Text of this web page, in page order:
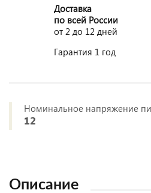
Доставка
по всей России
от 2 до 12 дней
Гарантия 1 год
Номинальное напряжение
12
Описание